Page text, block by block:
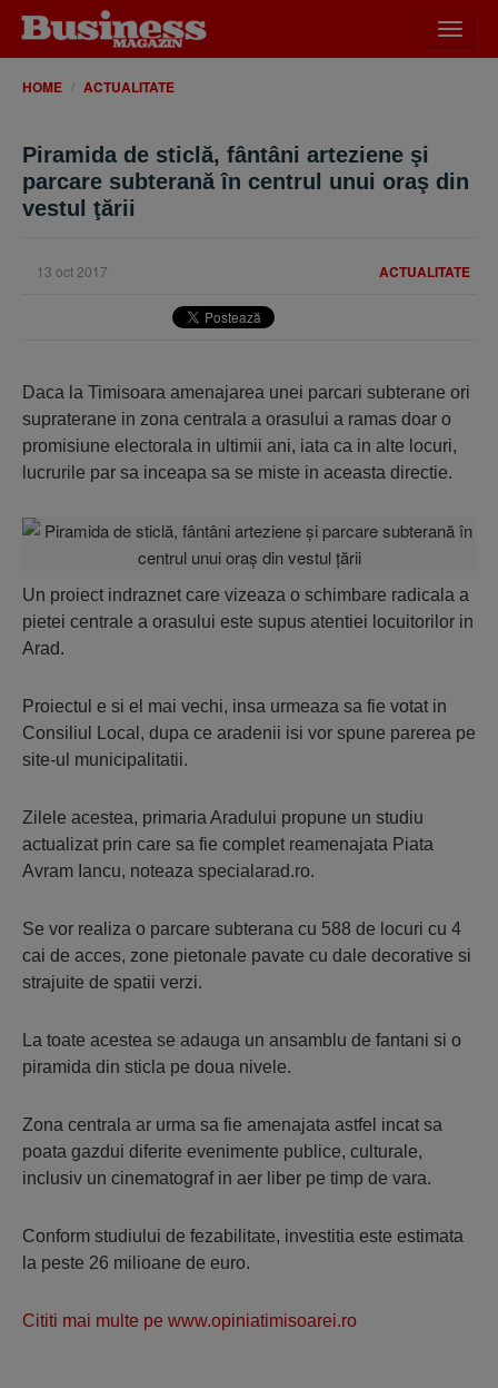
meniu
HOME ACTUALITATE
Piramida de sticlă, fântâni arteziene şi
parcare subterană în centrul unui oraş din
vestul ţării
ACTUALITATE
13 oct 2017
Daca la Timisoara amenajarea unei parcari subterane ori
supraterane in zona centrala a orasului a ramas doar o
promisiune electorala in ultimii ani, iata ca in alte locuri,
lucrurile par sa inceapa sa se miste in aceasta directie.
Un proiect indraznet care vizeaza o schimbare radicala a
pietei centrale a orasului este supus atentiei locuitorilor in
Arad.
Proiectul e si el mai vechi, insa urmeaza sa fie votat in
Consiliul Local, dupa ce aradenii isi vor spune parerea pe
site-ul municipalitatii.
Zilele acestea, primaria Aradului propune un studiu
actualizat prin care sa fie complet reamenajata Piata
Avram Iancu, noteaza specialarad.ro.
Se vor realiza o parcare subterana cu 588 de locuri cu 4
cai de acces, zone pietonale pavate cu dale decorative si
strajuite de spatii verzi.
La toate acestea se adauga un ansamblu de fantani si o
piramida din sticla pe doua nivele.
Zona centrala ar urma sa fie amenajata astfel incat sa
poata gazdui diferite evenimente publice, culturale,
inclusiv un cinematograf in aer liber pe timp de vara.
Conform studiului de fezabilitate, investitia este estimata
la peste 26 milioane de euro.
Cititi mai multe pe www.opiniatimisoarei.ro